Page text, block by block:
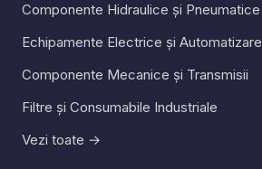
Componente Hidraulice și Pneumatice
Echipamente Electrice și Automatizare
Componente Mecanice și Transmisii
Filtre și Consumabile Industriale
Vezi toate →